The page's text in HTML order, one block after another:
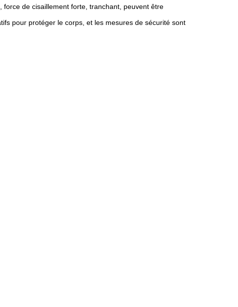
de cisaillement forte, tranchant, peuvent être
pour protéger le corps, et les mesures de sécurité sont